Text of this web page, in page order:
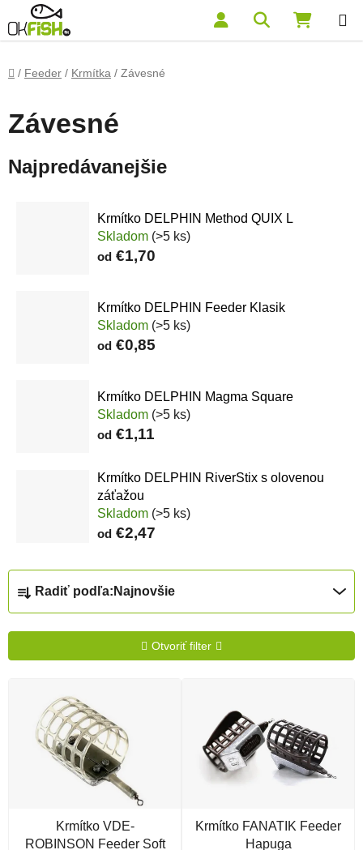
Prejsť na obsah Hľadať
Domov
/ Feeder / Krmítka / Závesné
Závesné
Najpredávanejšie
Krmítko DELPHIN Method QUIX L
Skladom (>5 ks)
od €1,70
Krmítko DELPHIN Feeder Klasik
Skladom (>5 ks)
od €0,85
Krmítko DELPHIN Magma Square
Skladom (>5 ks)
od €1,11
Krmítko DELPHIN RiverStix s olovenou
záťažou
Skladom (>5 ks)
od €2,47
Radenie produktov
Radiť podľa: Najnovšie
Otvoriť filter
Krmítko VDE-
ROBINSON Feeder Soft
Krmítko FANATIK Feeder
Hapuga